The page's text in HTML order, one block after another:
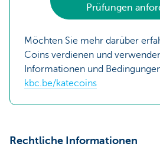
Prüfungen
Möchten Sie mehr darüber
Coins verdienen und
Informationen und
kbc.be/katecoins
Rechtliche Informationen